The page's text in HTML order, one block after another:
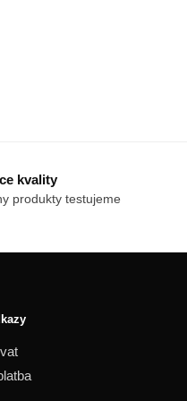
kvality
produkty testujeme